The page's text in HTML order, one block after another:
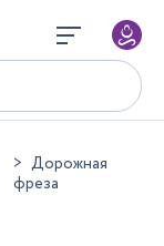
Дорожная
фреза